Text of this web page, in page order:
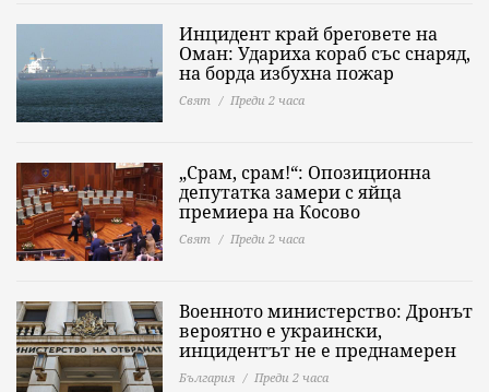
Инцидент край бреговете на
Оман: Удариха кораб със снаряд,
на борда избухна пожар
Свят Преди 2 часа
„Срам, срам!“: Опозиционна
депутатка замери с яйца
премиера на Косово
Свят Преди 2 часа
Военното министерство: Дронът
вероятно е украински,
инцидентът не е преднамерен
България Преди 2 часа